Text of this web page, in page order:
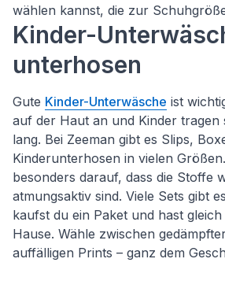
wählen kannst, die zur
Kinder-
unterhosen
Gute Kinder-Unterwäsche ist
auf der Haut an und Kinder tragen
lang. Bei Zeeman gibt es Slips,
Kinderunterhosen in vielen
besonders darauf, dass die Stoffe
atmungsaktiv sind. Viele Sets gibt
kaufst du ein Paket und hast
Hause. Wähle zwischen
auffälligen Prints – ganz dem